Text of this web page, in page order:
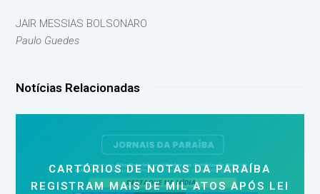
JAIR MESSIAS BOLSONARO
Paulo Guedes
Notícias Relacionadas
CARTÓRIOS DE NOTAS DA PARAÍBA
REGISTRAM MAIS DE MIL ATOS APÓS LEI